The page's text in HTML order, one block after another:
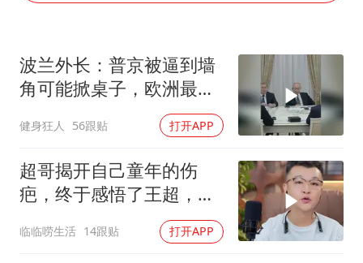
《龙餐馆》 冲奖
奋力开创中国式现代化建设新局面
波兰外长：普京被逼到墙
角可能掀桌子，欧洲最担
心的不是俄军有多强
健身狂人 56跟贴 打开APP
超哥揭开自己童年的伤
疤，终于感悟了王超，他
决定接妈妈回来养老
临临唠生活 14跟贴 打开APP